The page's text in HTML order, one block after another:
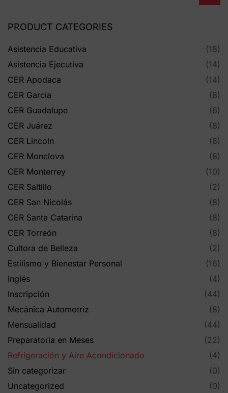
PRODUCT CATEGORIES
Asistencia Educativa
(18)
Asistencia Ejecutiva
(14)
CER Apodaca
(14)
CER García
(8)
CER Guadalupe
(6)
CER Juárez
(8)
CER Lincoln
(8)
CER Monclova
(8)
CER Monterrey
(10)
CER Saltillo
(2)
CER San Nicolás
(8)
CER Santa Catarina
(8)
CER Torreón
(8)
Cultora de Belleza
(2)
Estilismo y Bienestar Personal
(16)
Inglés
(4)
Inscripción
(44)
Mecánica Automotriz
(8)
Mensualidad
(44)
Preparatoria en Meses
(22)
Refrigeración y Aire Acondicionado
(4)
Sin categorizar
(0)
Uncategorized
(0)